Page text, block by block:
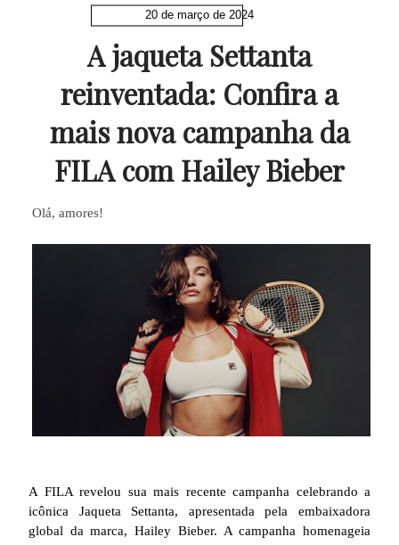
20 de março de 2024
A jaqueta Settanta
reinventada: Confira a
mais nova campanha da
FILA com Hailey Bieber
Olá, amores!
A FILA revelou sua mais recente campanha celebrando a
icônica Jaqueta Settanta, apresentada pela embaixadora
global da marca, Hailey Bieber. A campanha homenageia